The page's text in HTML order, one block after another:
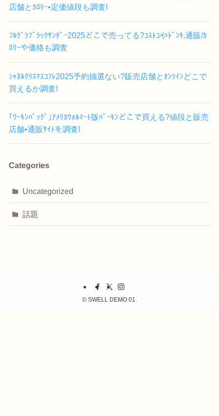
店舗とｶﾛﾘｰ•定価値段も調査!
ﾌﾙｸﾞﾗﾌﾞﾗｯｸｻﾝﾀﾞｰ2025どこで売ってる?ｺｽﾄｺやﾄﾞﾝｷ.通販/ｶ
ﾛﾘｰや価格も調査
ｼｬﾈﾙｸﾘｽﾏｽｺﾌﾚ2025予約抽選ない?販売店舗とｵﾝﾗｲﾝどこで
買えるか調査!
｢ﾜｰｷﾝﾊﾞｯｸﾞ｣ｱﾒﾘｶｳｫﾙﾏｰﾄ版ﾊﾞｰｷﾝどこで買える?値段と販売
店舗•通販ｻｲﾄを調査!
Categories
Uncategorized
話題
© SWELL DEMO 01.